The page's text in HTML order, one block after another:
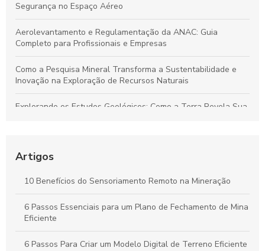
Segurança no Espaço Aéreo
Aerolevantamento e Regulamentação da ANAC: Guia
Completo para Profissionais e Empresas
Como a Pesquisa Mineral Transforma a Sustentabilidade e
Inovação na Exploração de Recursos Naturais
Explorando os Estudos Geológicos: Como a Terra Revela Sua
revoluciona a coleta de dados em múltiplos setores
Plano de Gerenciamento de Riscos em Segurança do
Trabalho: Guia Completo para Proteger Sua Equipe e Otimizar
Resultados
Guia Completo para Criar um Plano de Gerenciamento de
Riscos em Segurança e Saúde no Trabalho
Artigos
10 Benefícios do Sensoriamento Remoto na Mineração
6 Passos Essenciais para um Plano de Fechamento de Mina
Eficiente
6 Passos Para Criar um Modelo Digital de Terreno Eficiente